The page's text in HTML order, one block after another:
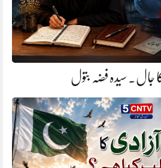
جال. سیدہ فضہ بتول